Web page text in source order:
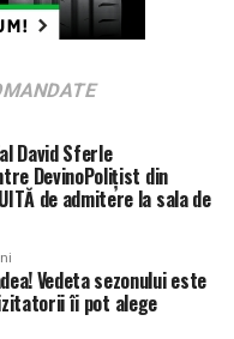
David Sferle
DevinoPolițist din
de admitere la sala de
Vedeta sezonului este
îi pot alege